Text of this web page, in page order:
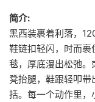
简介:
黑西装裹着利落，
鞋链扣轻闪，时而
毯，厚底漫出松弛
凳抬腿，鞋跟轻叩
括。每一个动作里